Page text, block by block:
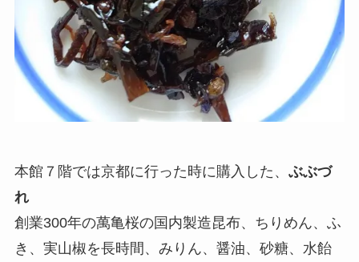
本館７階では京都に行った時に購入した、 ぶぶづ
れ
創業300年の萬亀桜の国内製造昆布、ちりめん、ふ
き、実山椒を長時間、みりん、醤油、砂糖、水飴